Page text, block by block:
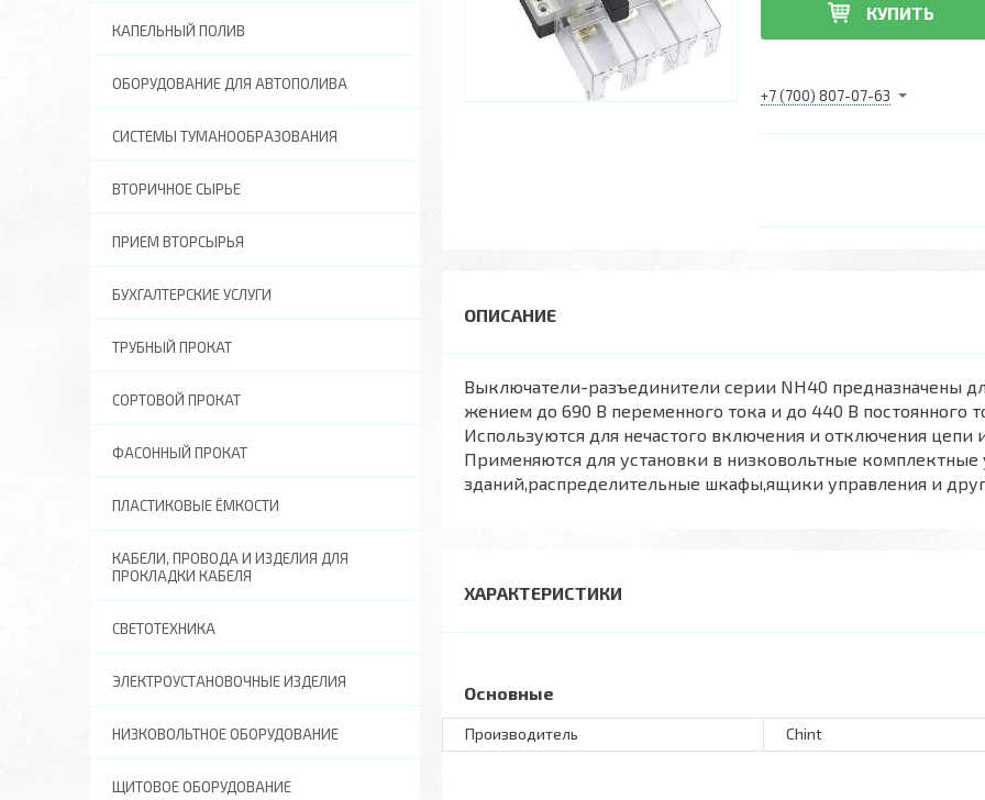
КУПИТЬ
+7 (700) 807-07-63
Выключатели-разъединители серии NH40 предназначены
жением до 690 В переменного тока и до 440 В постоянного
Используются для нечастого включения и отключения цепи
Применяются для установки в низковольтные
зданий,распределительные шкафы,ящики управления и
ХАРАКТЕРИСТИКИ
Основные
Производитель Chint
КАПЕЛЬНЫЙ ПОЛИВ
ОБОРУДОВАНИЕ ДЛЯ АВТОПОЛИВА
СИСТЕМЫ ТУМАНООБРАЗОВАНИЯ
ВТОРИЧНОЕ СЫРЬЕ
ПРИЕМ ВТОРСЫРЬЯ
БУХГАЛТЕРСКИЕ УСЛУГИ
ТРУБНЫЙ ПРОКАТ
СОРТОВОЙ ПРОКАТ
ФАСОННЫЙ ПРОКАТ
ПЛАСТИКОВЫЕ ЁМКОСТИ
КАБЕЛИ, ПРОВОДА И ИЗДЕЛИЯ ДЛЯ
ПРОКЛАДКИ КАБЕЛЯ
СВЕТОТЕХНИКА
ЭЛЕКТРОУСТАНОВОЧНЫЕ ИЗДЕЛИЯ
НИЗКОВОЛЬТНОЕ ОБОРУДОВАНИЕ
ЩИТОВОЕ ОБОРУДОВАНИЕ